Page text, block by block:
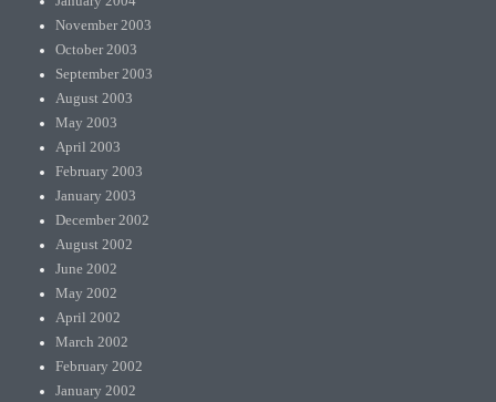
November 2003
October 2003
September 2003
August 2003
May 2003
April 2003
February 2003
January 2003
December 2002
August 2002
June 2002
May 2002
April 2002
March 2002
February 2002
January 2002